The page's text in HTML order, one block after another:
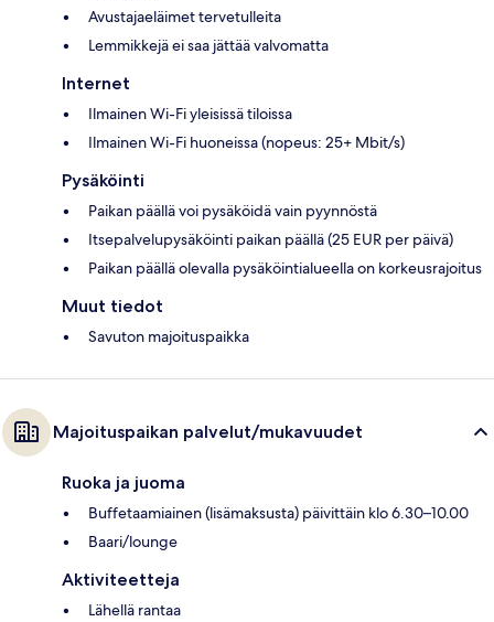
Avustajaeläimet tervetulleita
Lemmikkejä ei saa jättää valvomatta
Internet
Ilmainen Wi-Fi yleisissä tiloissa
Ilmainen Wi-Fi huoneissa (nopeus: 25+ Mbit/s)
Pysäköinti
Paikan päällä voi pysäköidä vain pyynnöstä
Itsepalvelupysäköinti paikan päällä (25 EUR per päivä)
Paikan päällä olevalla pysäköintialueella on korkeusrajoitus
Muut tiedot
Savuton majoituspaikka
Majoituspaikan palvelut/mukavuudet
Ruoka ja juoma
Buffetaamiainen (lisämaksusta) päivittäin klo 6.30–10.00
Baari/lounge
Aktiviteetteja
Lähellä rantaa